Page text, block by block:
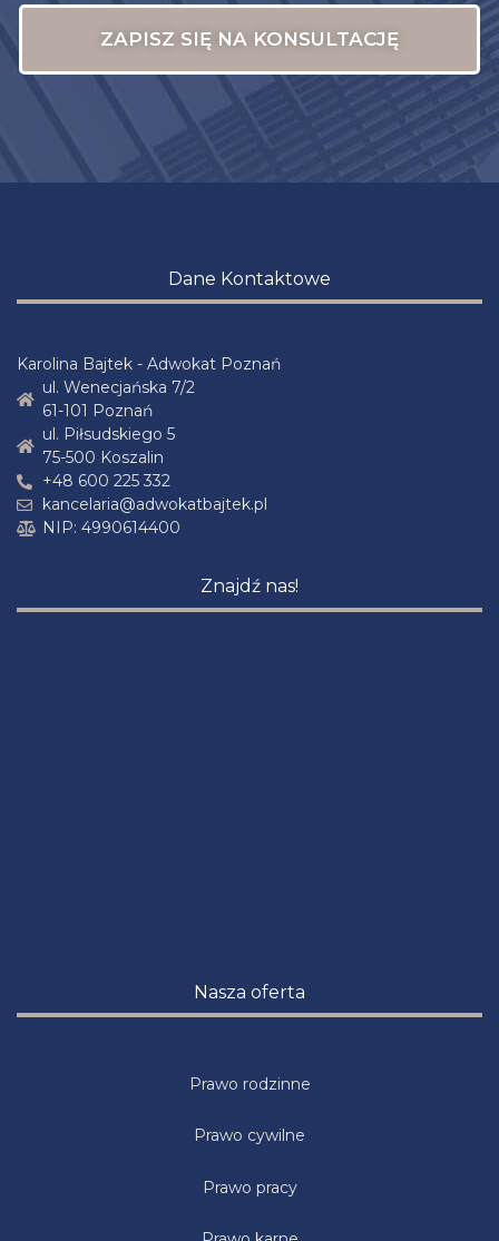
ZAPISZ SIĘ NA KONSULTACJĘ
Dane Kontaktowe
Karolina Bajtek - Adwokat Poznań
ul. Wenecjańska 7/2
61-101 Poznań
ul. Piłsudskiego 5
75-500 Koszalin
+48 600 225 332
kancelaria@adwokatbajtek.pl
NIP: 4990614400
Znajdź nas!
Nasza oferta
Prawo rodzinne
Prawo cywilne
Prawo pracy